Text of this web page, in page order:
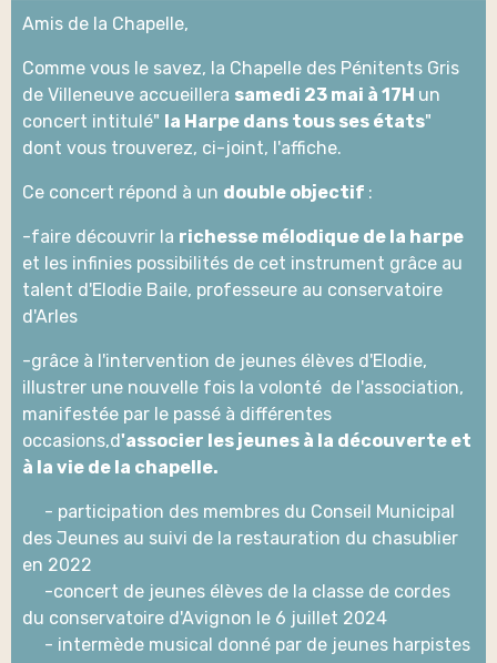
Amis de la Chapelle,
Comme vous le savez, la Chapelle des Pénitents Gris
de Villeneuve accueillera samedi 23 mai à 17H un
concert intitulé" la Harpe dans tous ses états"
dont vous trouverez, ci-joint, l'affiche.
Ce concert répond à un double objectif :
-faire découvrir la richesse mélodique de la harpe
et les infinies possibilités de cet instrument grâce au
talent d'Elodie Baile, professeure au conservatoire
d'Arles
-grâce à l'intervention de jeunes élèves d'Elodie,
illustrer une nouvelle fois la volonté de l'association,
manifestée par le passé à différentes
occasions,d'associer les jeunes à la découverte et
à la vie de la chapelle.
- participation des membres du Conseil Municipal
des Jeunes au suivi de la restauration du chasublier
en 2022
-concert de jeunes élèves de la classe de cordes
du conservatoire d'Avignon le 6 juillet 2024
- intermède musical donné par de jeunes harpistes